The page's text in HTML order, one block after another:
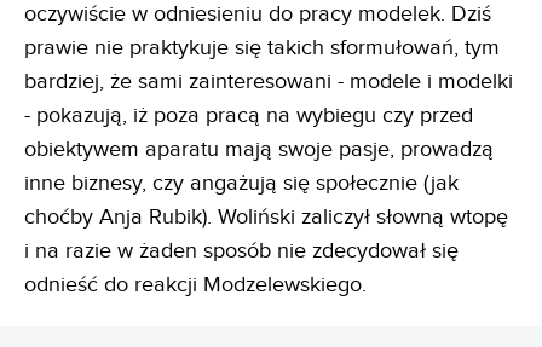
oczywiście w odniesieniu do pracy modelek. Dziś
prawie nie praktykuje się takich sformułowań, tym
bardziej, że sami zainteresowani - modele i modelki
- pokazują, iż poza pracą na wybiegu czy przed
obiektywem aparatu mają swoje pasje, prowadzą
inne biznesy, czy angażują się społecznie (jak
choćby Anja Rubik). Woliński zaliczył słowną wtopę
i na razie w żaden sposób nie zdecydował się
odnieść do reakcji Modzelewskiego.